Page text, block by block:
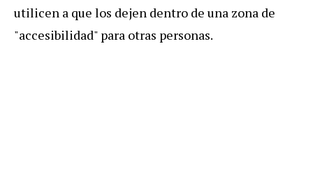
utilicen a que los dejen dentro de una zona de
"accesibilidad" para otras personas.